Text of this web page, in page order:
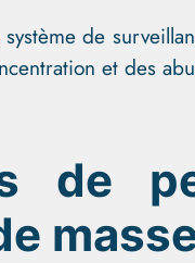
de
et des
de